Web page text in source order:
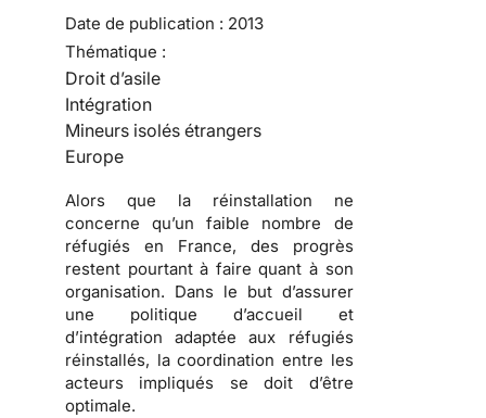
Date de publication : 2013
Thématique :
Droit d’asile
Intégration
Mineurs isolés étrangers
Europe
Alors que la réinstallation ne
concerne qu’un faible nombre de
réfugiés en France, des progrès
restent pourtant à faire quant à son
organisation. Dans le but d’assurer
une politique d’accueil et
d’intégration adaptée aux réfugiés
réinstallés, la coordination entre les
acteurs impliqués se doit d’être
optimale.